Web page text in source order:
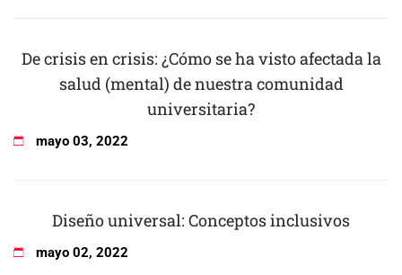
De crisis en crisis: ¿Cómo se ha visto afectada la
salud (mental) de nuestra comunidad
universitaria?
mayo 03, 2022
Diseño universal: Conceptos inclusivos
mayo 02, 2022